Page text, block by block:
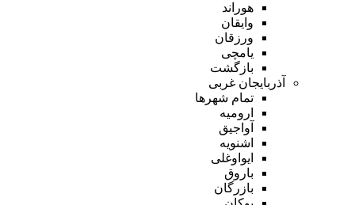
هوراند
وایقان
ورزقان
یامچی
بازگشت
آذربایجان غربی
تمام شهر‌ها
ارومیه
آواجیق
اشنویه
ایواوغلی
باروق
بازرگان